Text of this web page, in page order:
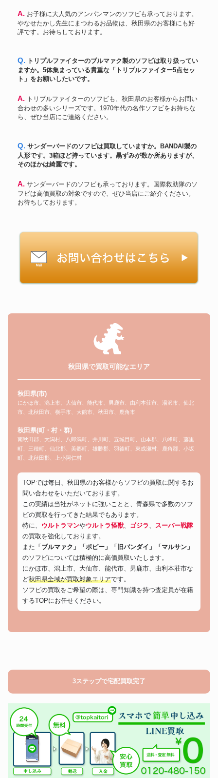
A. お子様に大人気のアンパンマンのソフビも承っております。
やなせたかし先生にまつわるお品物は、秋田県のお客様にも好
評です。お待ちしております。
Q. トリプルファイターのブルマァク製のソフビは取り扱ってい
ますか。5体集まっている貴重な「トリプルファイター5点セッ
ト」をお願いしたいです。
A. トリプルファイターのソフビも、秋田県のお客様からお問い
合わせの多いシリーズです。1970年代の名作ソフビをお持ちな
ら、ぜひ当店にご連絡ください。
Q. サンダーバードのソフビは買取していますか。BANDAI製の
人形です。3箱ほど持っています。黒ずみが数か所ありますが、
そのほかは綺麗です。
A. サンダーバードのソフビも承っております。国際救助隊のソ
フビは高価買取の対象ですので、ぜひ当店にご紹介ください。
お待ちしております。
秋田県で買取可能なエリア
秋田県(市)
にかほ市、潟上市、大仙市、能代市、男鹿市、由利本荘市、湯沢市、仙北
市、北秋田市、横手市、大館市、秋田市、鹿角市
秋田県(町・村・群)
南秋田郡、大潟村、八郎潟町、井川町、五城目町、山本郡、八峰町、藤里
町、三種町、仙北郡、美郷町、雄勝郡、羽後町、東成瀬村、鹿角郡、小坂
町、北秋田郡、上小阿仁村
TOPでは毎日、秋田県のお客様からソフビの買取に関するお
問い合わせをいただいております。
この実績は当社がネットに強いことと、青森県で多数のソフ
ビの買取を行ってきた結果でもあります。
特に、 ウルトラマンやウルトラ怪獣 ゴジラ
スーパー戦隊
の買取を強化しております。
また 「ブルマァク」「ポピー」「旧バンダイ」「マルサン」
のソフビについては積極的に高価買取いたします。
にかほ市、潟上市、大仙市、能代市、男鹿市、由利本荘市な
ど秋田県全域が買取対象エリアです。
ソフビの買取をご希望の際は、専門知識を持つ査定員が在籍
するTOPにお任せください。
3ステップで宅配買取完了